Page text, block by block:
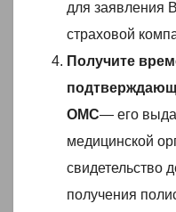
для заявления
страховой
Получите
ОМС— его
медицинской
свидетельство
получения